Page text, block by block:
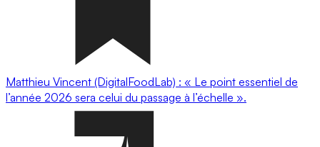
Matthieu Vincent (DigitalFoodLab) : « Le point essentiel de
l’année 2026 sera celui du passage à l’échelle ».